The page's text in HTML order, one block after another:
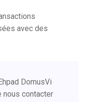
avec des
DomusVi
nous contacter